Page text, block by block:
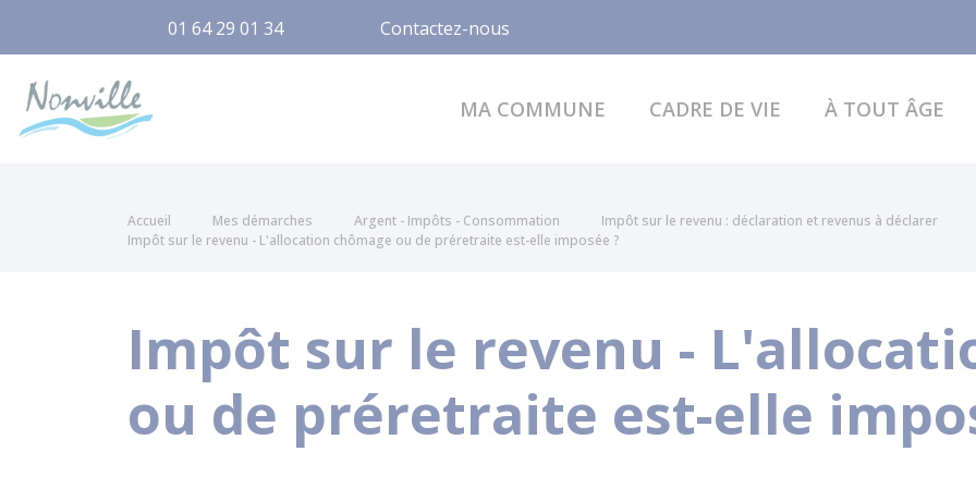
01 64 29 01 34 Contactez-nous
MA COMMUNE CADRE DE VIE À TOUT ÂGE
Accueil Mes démarches Argent - Impôts - Consommation
Impôt sur le revenu : déclaration et revenus à déclarer
Impôt sur le revenu - L'allocation chômage ou de préretraite est-elle imposée ?
Impôt sur le revenu -
ou de préretraite est-elle